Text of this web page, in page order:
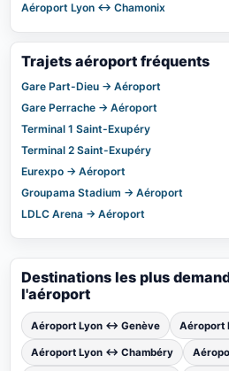
Aéroport Lyon ↔ Chamonix
Trajets aéroport fréquents
Gare Part-Dieu → Aéroport
Gare Perrache → Aéroport
Terminal 1 Saint-Exupéry
Terminal 2 Saint-Exupéry
Eurexpo → Aéroport
Groupama Stadium → Aéroport
LDLC Arena → Aéroport
Destinations les plus
l'aéroport
Aéroport Lyon ↔ Genève Aéroport
Aéroport Lyon ↔ Chambéry